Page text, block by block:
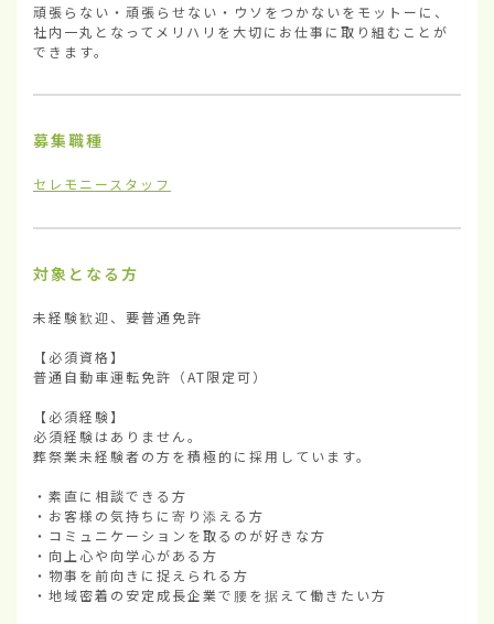
頑張らない・頑張らせない・ウソをつかないをモットーに、
社内一丸となってメリハリを大切にお仕事に取り組むことが
できます。
募集職種
セレモニースタッフ
対象となる方
未経験歓迎、要普通免許
【必須資格】
普通自動車運転免許（AT限定可）
【必須経験】
必須経験はありません。
葬祭業未経験者の方を積極的に採用しています。
・素直に相談できる方
・お客様の気持ちに寄り添える方
・コミュニケーションを取るのが好きな方
・向上心や向学心がある方
・物事を前向きに捉えられる方
・地域密着の安定成長企業で腰を据えて働きたい方